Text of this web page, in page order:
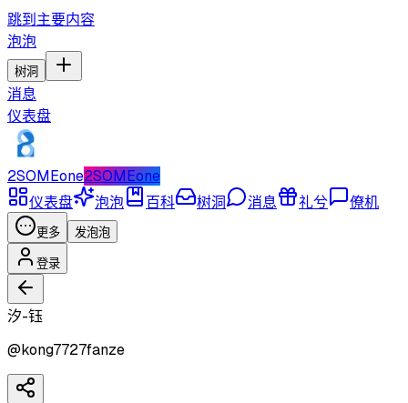
跳到主要内容
泡泡
树洞
消息
仪表盘
2SOMEone2SOMEone
仪表盘
泡泡 百科 树洞 消息 礼兮 僚机
更多 发泡泡
登录
汐-钰
@kong7727fanze